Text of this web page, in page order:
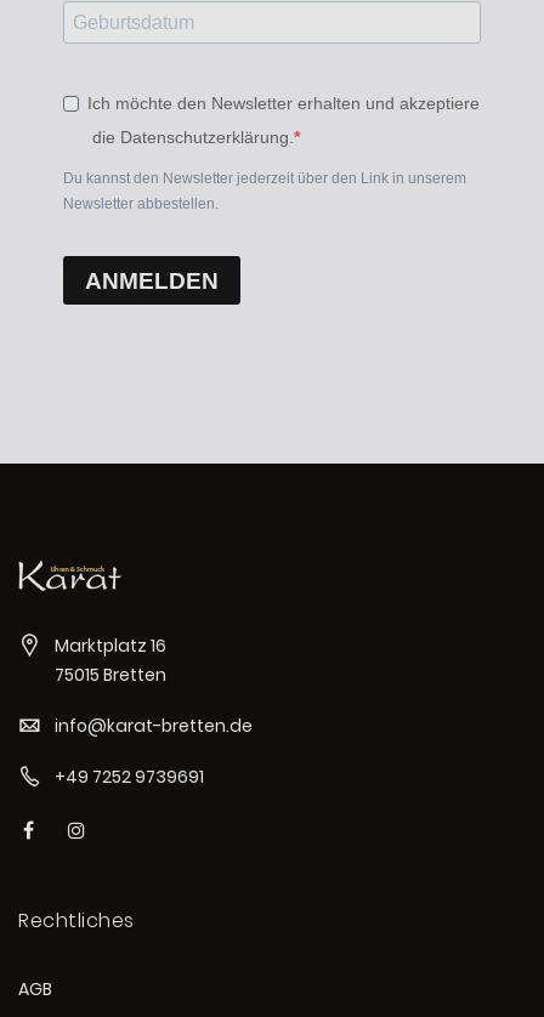
Ich möchte den Newsletter erhalten und akzeptiere
die Datenschutzerklärung.
Du kannst den Newsletter jederzeit über den Link in unserem
Newsletter abbestellen.
ANMELDEN
Marktplatz 16
75015 Bretten
info@karat-bretten.de
+49 7252 9739691
Rechtliches
AGB